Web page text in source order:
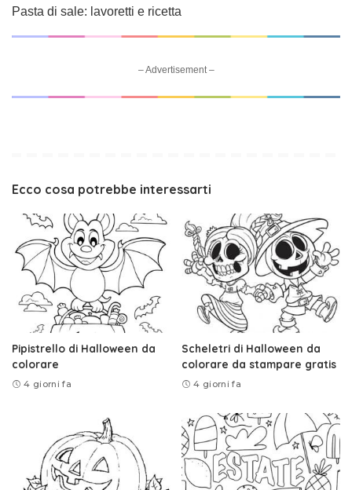
Pasta di sale: lavoretti e ricetta
– Advertisement –
Ecco cosa potrebbe interessarti
Pipistrello di Halloween da
colorare
4 giorni fa
Scheletri di Halloween da
colorare da stampare gratis
4 giorni fa